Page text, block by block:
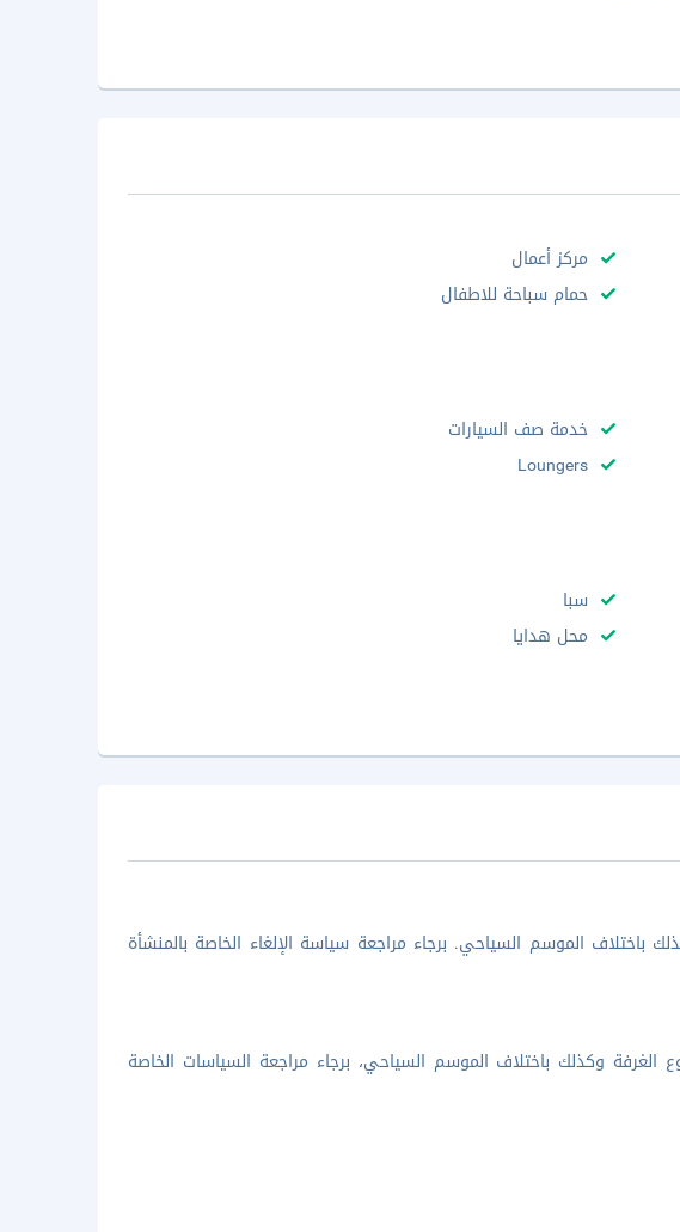
مركز أعمال
حمام سباحة للاطفال
خدمة صف السيارات
Loungers
سبا
محل هدايا
باختلاف الموسم السياحي. برجاء مراجعة سياسة الإلغاء الخاصة بالمنشأة
وكذلك باختلاف الموسم السياحي، برجاء مراجعة السياسات الخاصة